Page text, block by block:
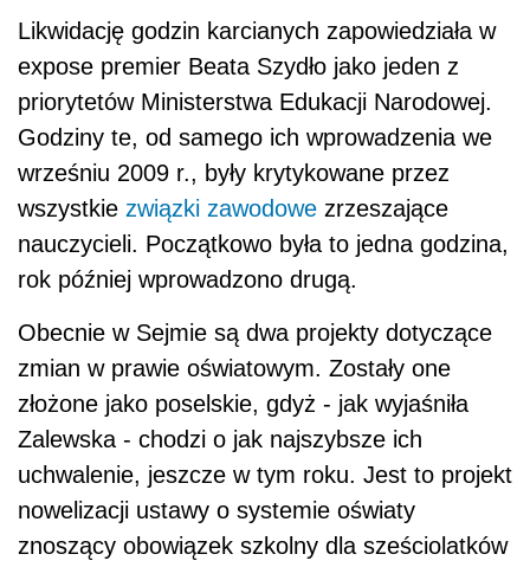
Likwidację godzin karcianych zapowiedziała w
expose premier Beata Szydło jako jeden z
priorytetów Ministerstwa Edukacji Narodowej.
Godziny te, od samego ich wprowadzenia we
wrześniu 2009 r., były krytykowane przez
wszystkie związki zawodowe zrzeszające
nauczycieli. Początkowo była to jedna godzina,
rok później wprowadzono drugą.
Obecnie w Sejmie są dwa projekty dotyczące
zmian w prawie oświatowym. Zostały one
złożone jako poselskie, gdyż - jak wyjaśniła
Zalewska - chodzi o jak najszybsze ich
uchwalenie, jeszcze w tym roku. Jest to projekt
nowelizacji ustawy o systemie oświaty
znoszący obowiązek szkolny dla sześciolatków